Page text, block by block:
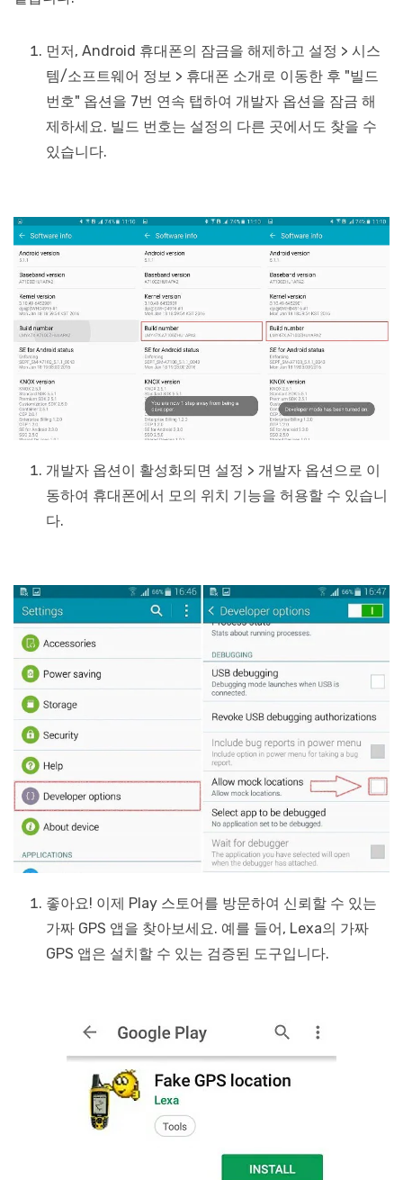
먼저, Android 휴대폰의 잠금을 해제하고 설정 > 시스
템/소프트웨어 정보 > 휴대폰 소개로 이동한 후 "빌드
번호" 옵션을 7번 연속 탭하여 개발자 옵션을 잠금 해
제하세요. 빌드 번호는 설정의 다른 곳에서도 찾을 수
있습니다.
개발자 옵션이 활성화되면 설정 > 개발자 옵션으로 이
동하여 휴대폰에서 모의 위치 기능을 허용할 수 있습니
다.
좋아요! 이제 Play 스토어를 방문하여 신뢰할 수 있는
가짜 GPS 앱을 찾아보세요. 예를 들어, Lexa의 가짜
GPS 앱은 설치할 수 있는 검증된 도구입니다.